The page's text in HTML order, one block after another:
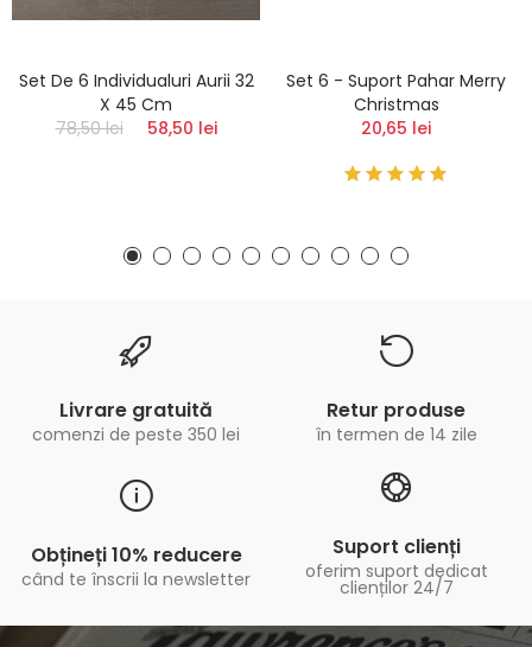
Set De 6 Individualuri Aurii 32
X 45 Cm
78,50 lei
58,50 lei
Set 6 - Suport Pahar Merry
Christmas
20,65 lei
Livrare gratuită
comenzi de peste 350 lei
Retur produse
în termen de 14 zile
Obțineți 10% reducere
când te înscrii la newsletter
Suport clienți
oferim suport dedicat
clienților 24/7